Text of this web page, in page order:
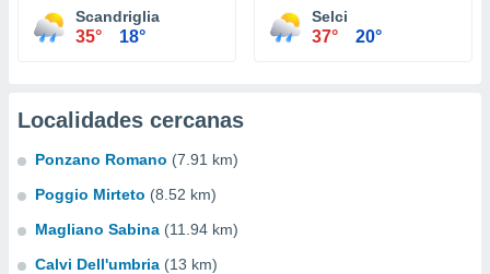
Scandriglia
35° 18°
Selci
37° 20°
Localidades cercanas
Ponzano Romano (7.91 km)
Poggio Mirteto (8.52 km)
Magliano Sabina (11.94 km)
Calvi Dell'umbria (13 km)